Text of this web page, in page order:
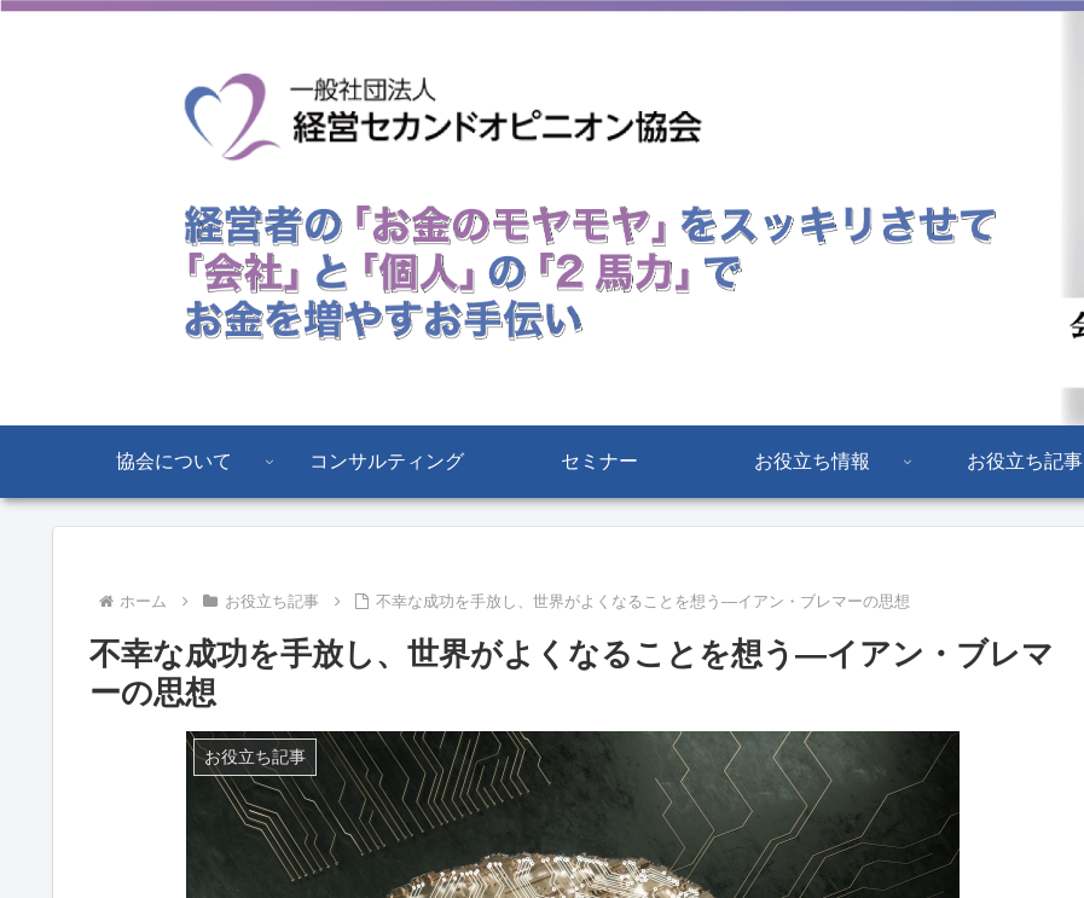
協会について コンサルティング セミナー お役立ち情報 お役立ち記事
ホーム お役立ち記事 不幸な成功を手放し、世界がよくなることを想う―イアン・ブレマーの思想
不幸な成功を手放し、世界がよくなることを想う―イアン・ブレマ
ーの思想
お役立ち記事